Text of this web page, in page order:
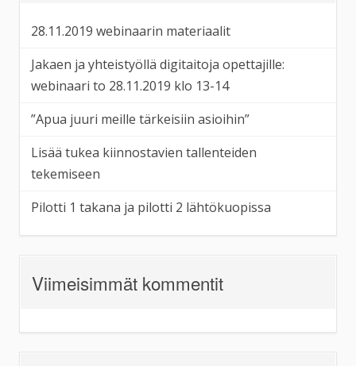
28.11.2019 webinaarin materiaalit
Jakaen ja yhteistyöllä digitaitoja opettajille:
webinaari to 28.11.2019 klo 13-14
”Apua juuri meille tärkeisiin asioihin”
Lisää tukea kiinnostavien tallenteiden
tekemiseen
Pilotti 1 takana ja pilotti 2 lähtökuopissa
Viimeisimmät kommentit